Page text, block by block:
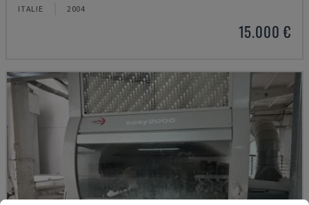
ITALIE 2004
15.000 €